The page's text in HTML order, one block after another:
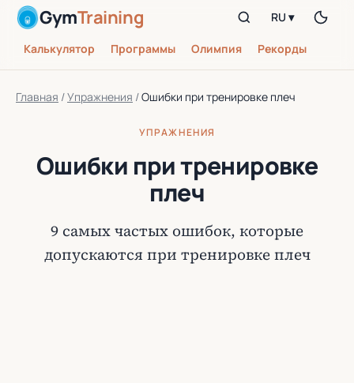
GymTraining
Калькулятор Программы Олимпия Рекорды
RU ▾
Главная /Упражнения /Ошибки при тренировке плеч
УПРАЖНЕНИЯ
Ошибки при тренировке
плеч
9 самых частых ошибок, которые
допускаются при тренировке плеч